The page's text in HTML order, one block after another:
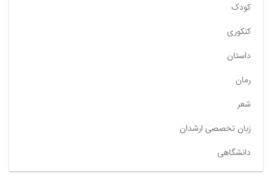
کودک
کنکوری
داستان
رمان
شعر
زبان تخصصی ارشدان
دانشگاهی